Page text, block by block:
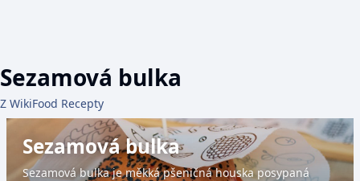
Sezamová bulka
Z WikiFood Recepty
Sezamová bulka
Sezamová bulka je měkká pšeničná houska posypaná